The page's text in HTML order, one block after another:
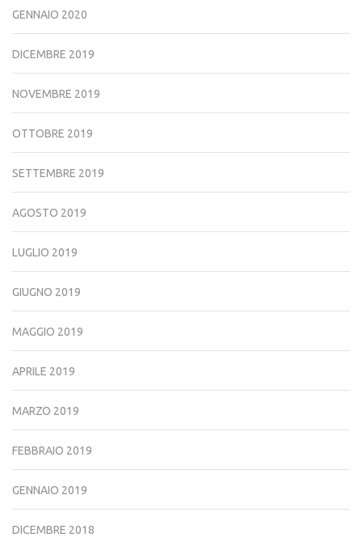
GENNAIO 2020
DICEMBRE 2019
NOVEMBRE 2019
OTTOBRE 2019
SETTEMBRE 2019
AGOSTO 2019
LUGLIO 2019
GIUGNO 2019
MAGGIO 2019
APRILE 2019
MARZO 2019
FEBBRAIO 2019
GENNAIO 2019
DICEMBRE 2018